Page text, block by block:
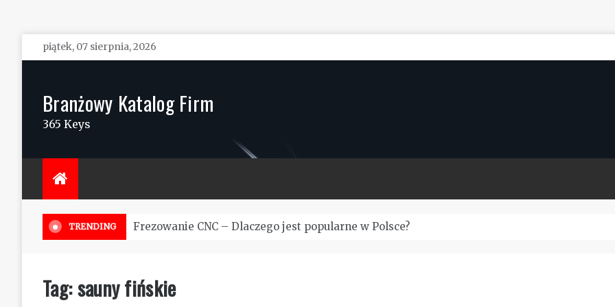
Skip
to
piątek, 07 sierpnia, 2026
Branżowy Katalog Firm
365 Keys
TRENDING Frezowanie CNC – Dlaczego jest popularne w Polsce?
Tag:sauny fińskie